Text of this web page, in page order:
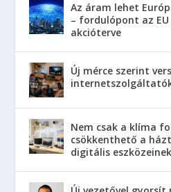
Az áram lehet
– fordulópont az
akcióterve
Új mérce szerint
Nem csak a klíma
csökkenthető a
digitális